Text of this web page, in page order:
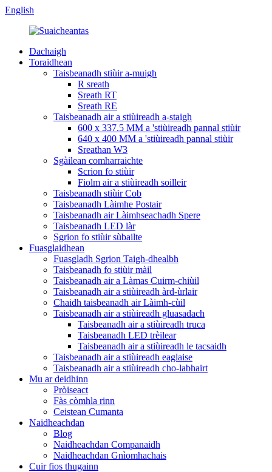
English
Dachaigh
Toraidhean
Taisbeanadh stiùir a-muigh
R sreath
Sreath RT
Sreath RE
Taisbeanadh air a stiùireadh a-staigh
600 x 337.5 MM a 'stiùireadh pannal stiùir
640 x 400 MM a 'stiùireadh pannal stiùir
Sreathan W3
Sgàilean comharraichte
Scrion fo stiùir
Fiolm air a stiùireadh soilleir
Taisbeanadh stiùir Cob
Taisbeanadh Làimhe Postair
Taisbeanadh air Làimhseachadh Spere
Taisbeanadh LED làr
Sgrion fo stiùir sùbailte
Fuasglaidhean
Fuasgladh Sgrion Taigh-dhealbh
Taisbeanadh fo stiùir màil
Taisbeanadh air a Làmas Cuirm-chiùil
Taisbeanadh air a stiùireadh àrd-ùrlair
Chaidh taisbeanadh air Làimh-cùil
Taisbeanadh air a stiùireadh gluasadach
Taisbeanadh air a stiùireadh truca
Taisbeanadh LED trèilear
Taisbeanadh air a stiùireadh le tacsaidh
Taisbeanadh air a stiùireadh eaglaise
Taisbeanadh air a stiùireadh cho-labhairt
Mu ar deidhinn
Pròiseact
Fàs còmhla rinn
Ceistean Cumanta
Naidheachdan
Blog
Naidheachdan Companaidh
Naidheachdan Gnìomhachais
Cuir fios thugainn